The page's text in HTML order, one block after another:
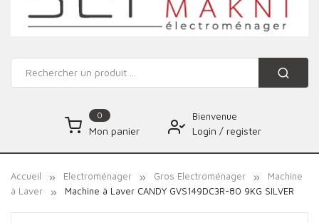
0
Mon panier
Bienvenue
Login / register
Accueil Electroménager Gros Electroménager
Machine
à Laver
Machine à Laver CANDY GVS149DC3R-80 9KG SILVER